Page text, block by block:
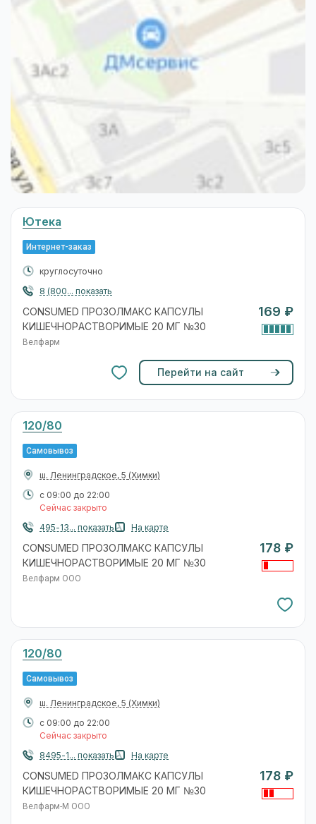
Ютека
Интернет-заказ
круглосуточно
8 (800... показать
CONSUMED ПРОЗОЛМАКС КАПСУЛЫ
КИШЕЧНОРАСТВОРИМЫЕ 20 МГ №30
Велфарм
169 ₽
Перейти на сайт
120/80
Самовывоз
ш. Ленинградское, 5 (Химки)
с 09:00 до 22:00
Сейчас закрыто
495-13... показать
На карте
CONSUMED ПРОЗОЛМАКС КАПСУЛЫ
КИШЕЧНОРАСТВОРИМЫЕ 20 МГ №30
Велфарм ООО
178 ₽
120/80
Самовывоз
ш. Ленинградское, 5 (Химки)
с 09:00 до 22:00
Сейчас закрыто
8495-1... показать
На карте
CONSUMED ПРОЗОЛМАКС КАПСУЛЫ
КИШЕЧНОРАСТВОРИМЫЕ 20 МГ №30
Велфарм-М ООО
178 ₽